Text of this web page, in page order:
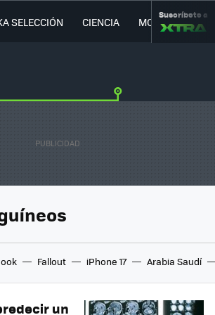
SELECCIÓN CIENCIA MOVILIDAD
Suscríbete a
Fallout iPhone 17 Arabia Saudí
un